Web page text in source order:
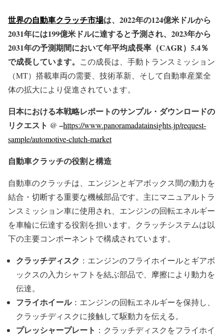
世界の自動車クラッチ市場は、2022年の124億米ドルから
2031年には199億米ドルに達すると予測され、2023年から
2031年の予測期間において年平均成長率（CAGR）5.4％
で成長しています。 この成長は、手動トランスミッション
（MT）搭載車両の需要、技術革新、そして自動車産業全
体の拡大により促進されています。
日本における本戦略レポートのサンプル・ダウンロードの
リクエスト @ –https://www.panoramadatainsights.jp/request-
sample/automotive-clutch-market
自動車クラッチの役割と構造
自動車のクラッチは、エンジンとギアボックス間の動力を
結合・切断する重要な機械部品です。主にマニュアルトラ
ンスミッション車に使用され、エンジンの回転エネルギー
を車輪に伝達する役割を担います。クラッチシステムは以
下の主要コンポーネントで構成されています。
クラッチディスク ：エンジンのフライホイールとギアボ
ックスの入力シャフトを結ぶ部品で、摩擦により動力を
伝達。
フライホイール：エンジンの回転エネルギーを保持し、
クラッチディスクに接触して駆動力を伝える。
プレッシャープレート ：クラッチディスクをフライホイ